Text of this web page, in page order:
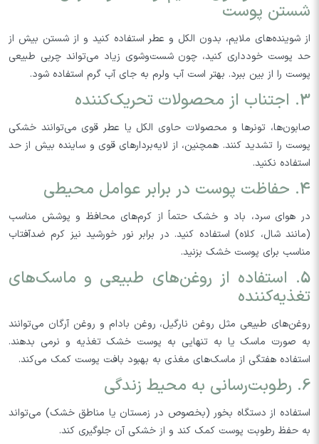
شستن پوست
از شوینده‌های ملایم، بدون الکل و عطر استفاده کنید و از شستن بیش از
حد پوست خودداری کنید، چون شست‌وشوی زیاد می‌تواند چربی طبیعی
پوست را از بین ببرد. بهتر است آب ولرم به جای آب گرم استفاده شود.
3. اجتناب از محصولات تحریک‌کننده
صابون‌ها، تونرها و محصولات حاوی الکل یا عطر قوی می‌توانند خشکی
پوست را تشدید کنند. همچنین، از لایه‌بردارهای قوی و ساینده بیش از حد
استفاده نکنید.
4. حفاظت پوست در برابر عوامل محیطی
در هوای سرد، باد و خشک حتماً از کرم‌های محافظ و پوشش مناسب
(مانند شال، کلاه) استفاده کنید. در برابر نور خورشید نیز کرم ضدآفتاب
مناسب برای پوست خشک بزنید.
5. استفاده از روغن‌های طبیعی و ماسک‌های
تغذیه‌کننده
روغن‌های طبیعی مثل روغن نارگیل، روغن بادام و روغن آرگان می‌توانند
به صورت ماسک یا به تنهایی به پوست خشک تغذیه و نرمی بدهند.
استفاده هفتگی از ماسک‌های مغذی به بهبود بافت پوست کمک می‌کند.
6. رطوبت‌رسانی به محیط زندگی
استفاده از دستگاه بخور (بخصوص در زمستان یا مناطق خشک) می‌تواند
به حفظ رطوبت پوست کمک کند و از خشکی آن جلوگیری کند.